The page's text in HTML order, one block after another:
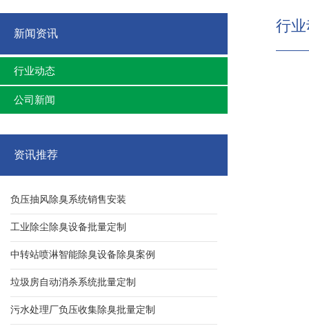
新闻资讯
行业动态
公司新闻
资讯推荐
负压抽风除臭系统销售安装
工业除尘除臭设备批量定制
中转站喷淋智能除臭设备除臭案例
垃圾房自动消杀系统批量定制
污水处理厂负压收集除臭批量定制
行